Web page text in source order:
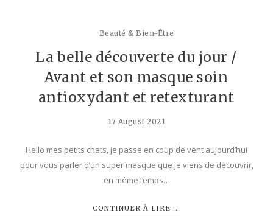
Beauté & Bien-Être
La belle découverte du jour /
Avant et son masque soin
antioxydant et retexturant
17 August 2021
Hello mes petits chats, je passe en coup de vent aujourd’hui
pour vous parler d’un super masque que je viens de découvrir,
en même temps…
CONTINUER À LIRE ...